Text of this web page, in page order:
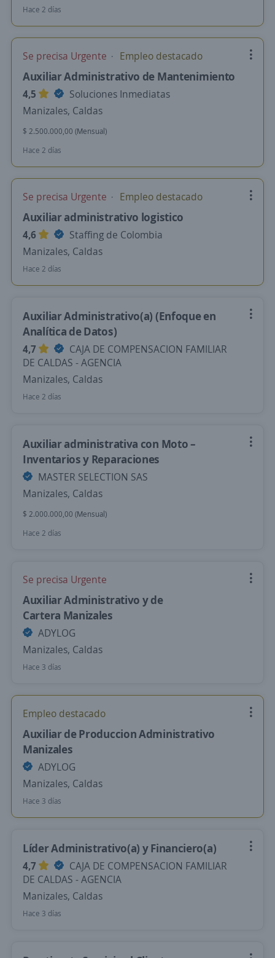
Hace 2 días
Se precisa Urgente Empleo destacado
Auxiliar Administrativo de Mantenimiento
4,5
Soluciones Inmediatas
Manizales, Caldas
$ 2.500.000,00 (Mensual)
Hace 2 días
Se precisa Urgente Empleo destacado
Auxiliar administrativo logistico
4,6
Staffing de Colombia
Manizales, Caldas
Hace 2 días
Auxiliar Administrativo(a) (Enfoque en
Analítica de Datos)
4,7
CAJA DE COMPENSACION FAMILIAR
DE CALDAS - AGENCIA
Manizales, Caldas
Hace 2 días
Auxiliar administrativa con Moto –
Inventarios y Reparaciones
MASTER SELECTION SAS
Manizales, Caldas
$ 2.000.000,00 (Mensual)
Hace 2 días
Se precisa Urgente
Auxiliar Administrativo y de
Cartera Manizales
ADYLOG
Manizales, Caldas
Hace 3 días
Empleo destacado
Auxiliar de Produccion Administrativo
Manizales
ADYLOG
Manizales, Caldas
Hace 3 días
Líder Administrativo(a) y Financiero(a)
4,7
CAJA DE COMPENSACION FAMILIAR
DE CALDAS - AGENCIA
Manizales, Caldas
Hace 3 días